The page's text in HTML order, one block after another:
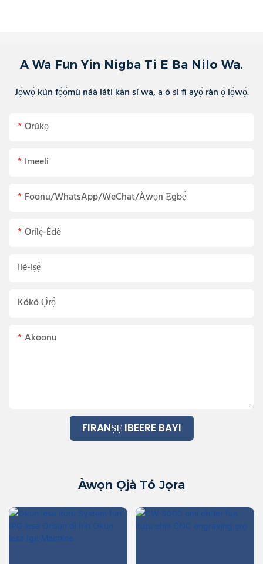
A Wa Fun Yin Nigba Ti E Ba Nilo Wa.
Jọ̀wọ́ kún fọ́ọ̀mù náà láti kàn sí wa, a ó sì fi ayọ̀ ràn ọ́ lọ́wọ́.
Orúkọ
Imeeli
Foonu/WhatsApp/WeChat/Àwọn Ẹgbẹ́
Orílẹ̀-Èdè
Ilé-Iṣẹ́
Kókó Ọ̀rọ̀
Akoonu
FIRANṢẸ IBEERE BAYI
Àwọn Ọjà Tó Jọra